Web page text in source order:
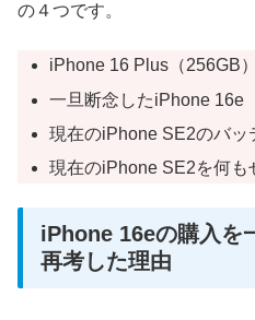
の４つです。
iPhone 16 Plus（256GB
一旦断念したiPhone 16e
現在のiPhone SE2のバッ
現在のiPhone SE2を何も
iPhone 16eの購入を
再考した理由